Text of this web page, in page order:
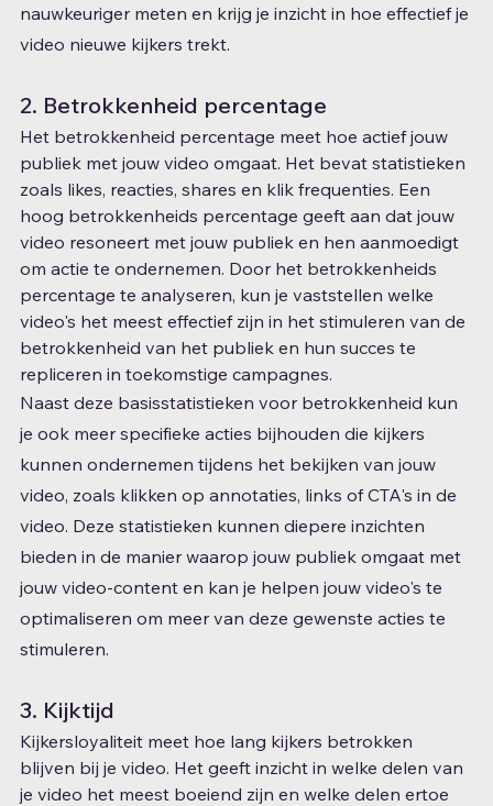
nauwkeuriger meten en krijg je inzicht in hoe effectief je
video nieuwe kijkers trekt.
2. Betrokkenheid percentage
Het betrokkenheid percentage meet hoe actief jouw
publiek met jouw video omgaat. Het bevat statistieken
zoals likes, reacties, shares en klik frequenties. Een
hoog betrokkenheids percentage geeft aan dat jouw
video resoneert met jouw publiek en hen aanmoedigt
om actie te ondernemen. Door het betrokkenheids
percentage te analyseren, kun je vaststellen welke
video's het meest effectief zijn in het stimuleren van de
betrokkenheid van het publiek en hun succes te
repliceren in toekomstige campagnes.
Naast deze basisstatistieken voor betrokkenheid kun
je ook meer specifieke acties bijhouden die kijkers
kunnen ondernemen tijdens het bekijken van jouw
video, zoals klikken op annotaties, links of CTA's in de
video. Deze statistieken kunnen diepere inzichten
bieden in de manier waarop jouw publiek omgaat met
jouw video-content en kan je helpen jouw video's te
optimaliseren om meer van deze gewenste acties te
stimuleren.
3. Kijktijd
Kijkersloyaliteit meet hoe lang kijkers betrokken
blijven bij je video. Het geeft inzicht in welke delen van
je video het meest boeiend zijn en welke delen ertoe